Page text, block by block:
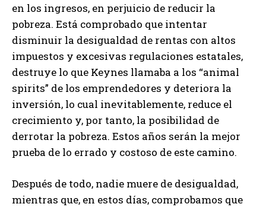
en los ingresos, en perjuicio de reducir la
pobreza. Está comprobado que intentar
disminuir la desigualdad de rentas con altos
impuestos y excesivas regulaciones estatales,
destruye lo que Keynes llamaba a los “animal
spirits” de los emprendedores y deteriora la
inversión, lo cual inevitablemente, reduce el
crecimiento y, por tanto, la posibilidad de
derrotar la pobreza. Estos años serán la mejor
prueba de lo errado y costoso de este camino.
Después de todo, nadie muere de desigualdad,
mientras que, en estos días, comprobamos que